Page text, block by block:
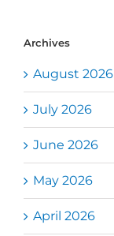
Archives
August 2026
July 2026
June 2026
May 2026
April 2026